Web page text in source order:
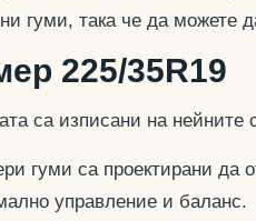
гуми, така че да можете
225/35R19
са изписани на
гуми са проектирани да
управление и баланс.